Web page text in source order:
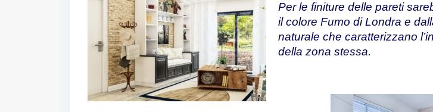
Per le finiture delle pareti
il colore Fumo di Londra e
naturale che caratterizzano
della zona stessa.